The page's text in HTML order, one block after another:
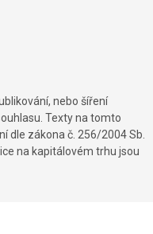
nebo šíření
Texty na tomto
dle zákona č. 256/2004 Sb.
na kapitálovém trhu jsou